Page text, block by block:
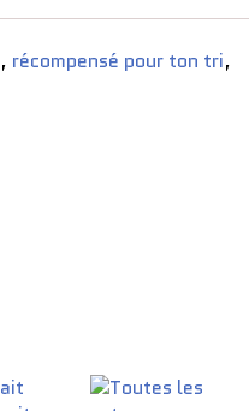
, récompensé pour ton tri,